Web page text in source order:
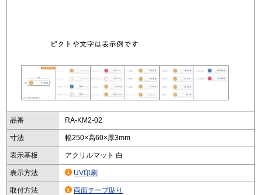
品番 RA-KM2-02
寸法 幅250×高60×厚3mm
表示基板 アクリルマット 白
表示方法 UV印刷
取付方法 両面テープ貼り